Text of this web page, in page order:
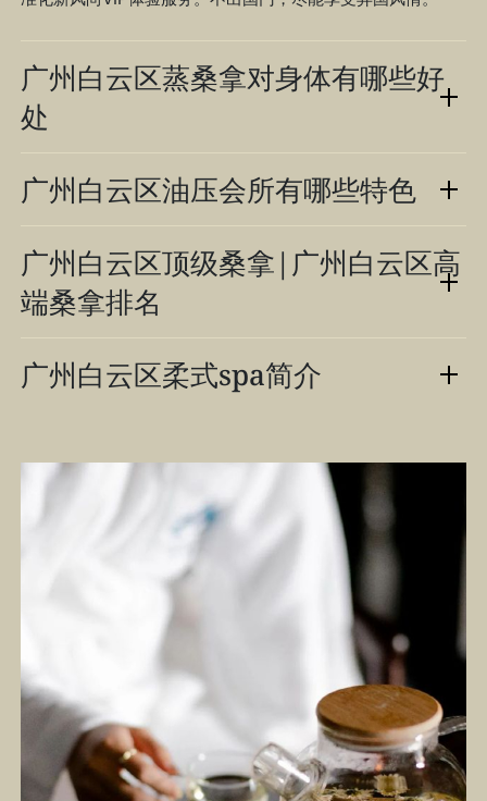
广州白云区蒸桑拿对身体有哪些好
处
广州白云区油压会所有哪些特色
广州白云区顶级桑拿|广州白云区高
端桑拿排名
广州白云区柔式spa简介